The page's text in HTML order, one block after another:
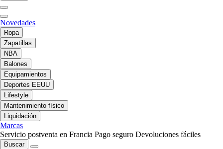
Novedades
Ropa
Zapatillas
NBA
Balones
Equipamientos
Deportes EEUU
Lifestyle
Mantenimiento físico
Liquidación
Marcas
Servicio postventa en Francia Pago seguro Devoluciones fáciles
Buscar